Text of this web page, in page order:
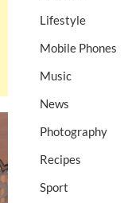
Lifestyle
Mobile Phones
Music
News
Photography
Recipes
Sport